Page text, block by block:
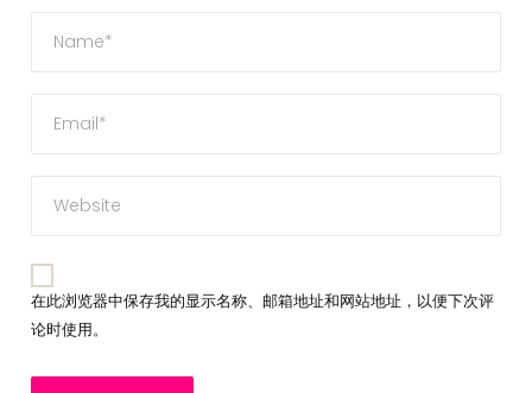
在此浏览器中保存我的显示名称、邮箱地址和网站地址，以便下次评
论时使用。